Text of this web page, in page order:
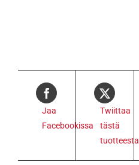
Jaa
Facebookissa
Twiittaa
tästä
tuotteesta